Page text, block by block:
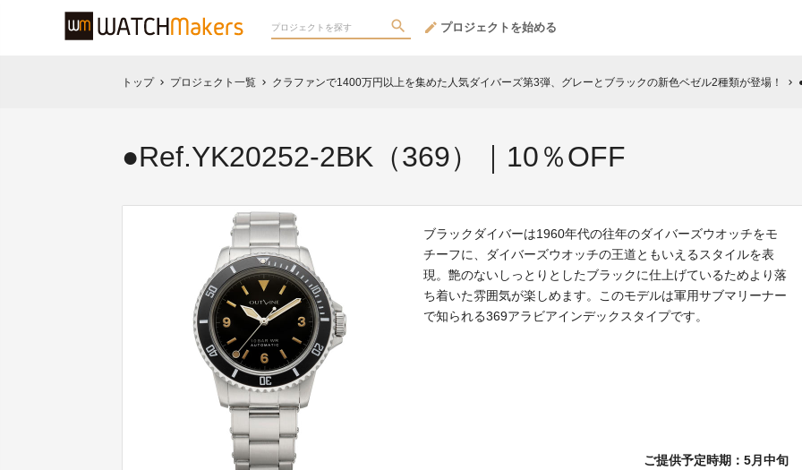
プロジェクトを始める
トップ chevron_right プロジェクト一覧 chevron_right クラファンで1400万円以上を集めた人気ダイバーズ第3弾、グレーとブラックの新色ベゼル2種類が登場！ chevron_right
●Ref.YK20252-2BK（369）｜10％OFF
ブラックダイバーは1960年代の往年のダイバーズウオッチをモ
チーフに、ダイバーズウオッチの王道ともいえるスタイルを表
現。艶のないしっとりとしたブラックに仕上げているためより落
ち着いた雰囲気が楽しめます。このモデルは軍用サブマリーナー
で知られる369アラビアインデックスタイプです。
ご提供予定時期：5月中旬